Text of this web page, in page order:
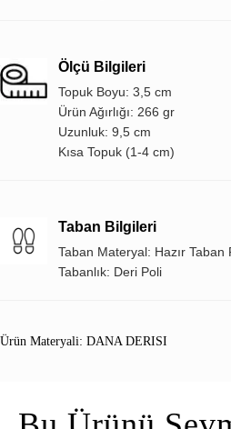
Ölçü Bilgileri
Topuk Boyu: 3,5 cm
Ürün Ağırlığı: 266 gr
Uzunluk: 9,5 cm
Kısa Topuk (1-4 cm)
Taban Bilgileri
Taban Materyal: Hazır Taban
Tabanlık: Deri Poli
Ürün Materyali: DANA DERISI